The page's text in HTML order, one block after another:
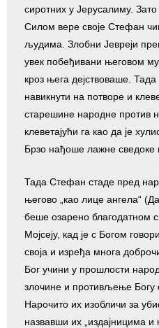
сиротних у Јерусалиму.
Силом вере своје Стефан
људима. Злобни Јевреји
увек побеђивани његовом
кроз њега дејствоваше.
навикнути на потворе и
старешине народне против
клеветајући га као да је
Брзо нађоше лажне сведоке
Тада Стефан стаде пред
његово „као лице ангела“
беше озарено благодатном
Мојсеју, кад је с Богом
своја и изређа многа
Бог учини у прошлости
злочине и противљење Богу
Нарочито их изобличи за
назвавши их „издајницима